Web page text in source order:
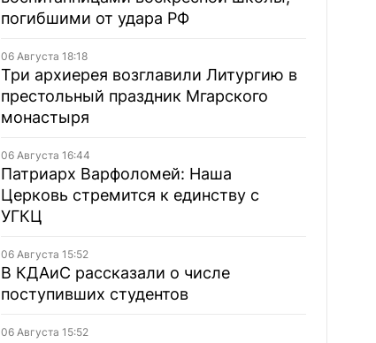
погибшими от удара РФ
06 Августа 18:18
Три архиерея возглавили Литургию в
престольный праздник Мгарского
монастыря
06 Августа 16:44
Патриарх Варфоломей: Наша
Церковь стремится к единству с
УГКЦ
06 Августа 15:52
В КДАиС рассказали о числе
поступивших студентов
06 Августа 15:52